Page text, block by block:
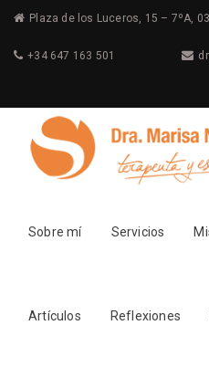
Plaza de los Luceros, 15 – 7ºA,
+34 647 163 501
Sobre mí Servicios
Artículos Reflexiones